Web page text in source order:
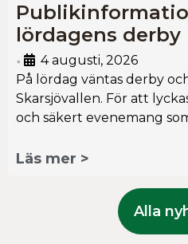
lördagens derby
•
4 augusti, 2026
På lördag väntas derby
Skarsjövallen. För att
och säkert evenemang
Läs mer >
Alla